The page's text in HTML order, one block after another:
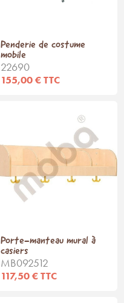
Penderie de costume
mobile
22690
155,00 € TTC
Porte-manteau mural à
casiers
MB092512
117,50 € TTC